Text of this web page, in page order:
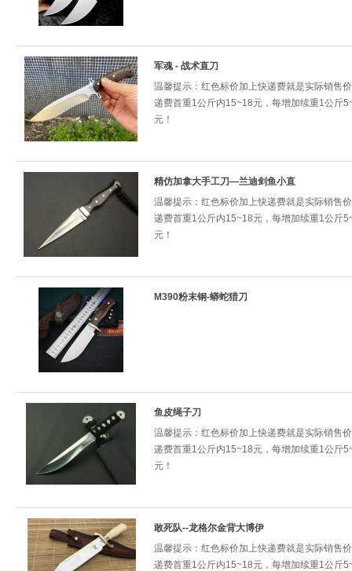
军魂 - 战术直刀
温馨提示：红色标价加上快递费就是实际销售
递费首重1公斤内15~18元，每增加续重1公斤
元！
精仿加拿大手工刀—兰迪剑鱼小直
温馨提示：红色标价加上快递费就是实际销售
递费首重1公斤内15~18元，每增加续重1公斤
元！
M390粉末钢-蟒蛇猎刀
鱼皮绳子刀
温馨提示：红色标价加上快递费就是实际销售
递费首重1公斤内15~18元，每增加续重1公斤
元！
敢死队--龙格尔金背大博伊
温馨提示：红色标价加上快递费就是实际销售
递费首重1公斤内15~18元，每增加续重1公斤